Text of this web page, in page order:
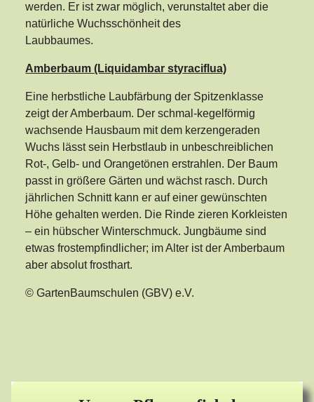
werden. Er ist zwar möglich, verunstaltet aber die
natürliche Wuchsschönheit des
Laubbaumes.
Amberbaum (Liquidambar styraciflua)
Eine herbstliche Laubfärbung der Spitzenklasse
zeigt der Amberbaum. Der schmal-kegelförmig
wachsende Hausbaum mit dem kerzengeraden
Wuchs lässt sein Herbstlaub in unbeschreiblichen
Rot-, Gelb- und Orangetönen erstrahlen. Der Baum
passt in größere Gärten und wächst rasch. Durch
jährlichen Schnitt kann er auf einer gewünschten
Höhe gehalten werden. Die Rinde zieren Korkleisten
– ein hübscher Winterschmuck. Jungbäume sind
etwas frostempfindlicher; im Alter ist der Amberbaum
aber absolut frosthart.
© GartenBaumschulen (GBV) e.V.